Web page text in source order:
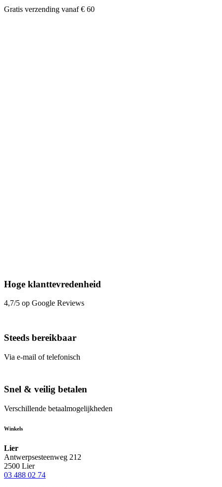
Gratis verzending vanaf € 60
Hoge klanttevredenheid
4,7/5 op Google Reviews
Steeds bereikbaar
Via e-mail of telefonisch
Snel & veilig betalen
Verschillende betaalmogelijkheden
Winkels
Lier
Antwerpsesteenweg 212
2500 Lier
03 488 02 74